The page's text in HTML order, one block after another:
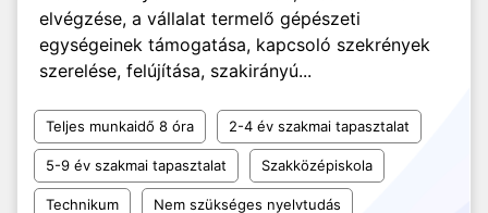
elvégzése, a vállalat termelő gépészeti
egységeinek támogatása, kapcsoló szekrények
szerelése, felújítása, szakirányú...
Teljes munkaidő 8 óra 2-4 év szakmai tapasztalat
5-9 év szakmai tapasztalat Szakközépiskola
Technikum Nem szükséges nyelvtudás